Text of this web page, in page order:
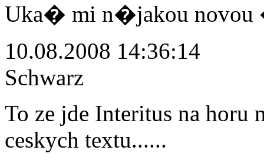
Uka� mi n�jakou novou
10.08.2008 14:36:14
Schwarz
To ze jde Interitus na horu
ceskych textu......